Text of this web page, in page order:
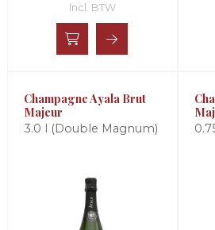
Incl. BTW
Champagne Ayala Brut
Majeur
3.0 l (Double Magnum)